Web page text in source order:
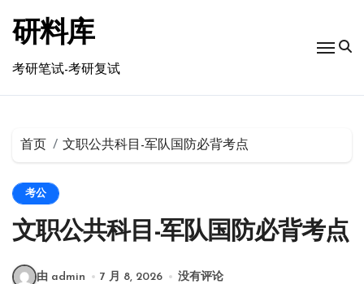
研料库
考研笔试-考研复试
首页 文职公共科目-军队国防必背考点
考公
文职公共科目-军队国防必背考点
由 admin 7 月 8, 2026 没有评论